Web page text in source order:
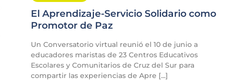
El Aprendizaje-Servicio Solidario como
Promotor de Paz
Un Conversatorio virtual reunió el 10 de junio a
educadores maristas de 23 Centros Educativos
Escolares y Comunitarios de Cruz del Sur para
compartir las experiencias de Apre [...]